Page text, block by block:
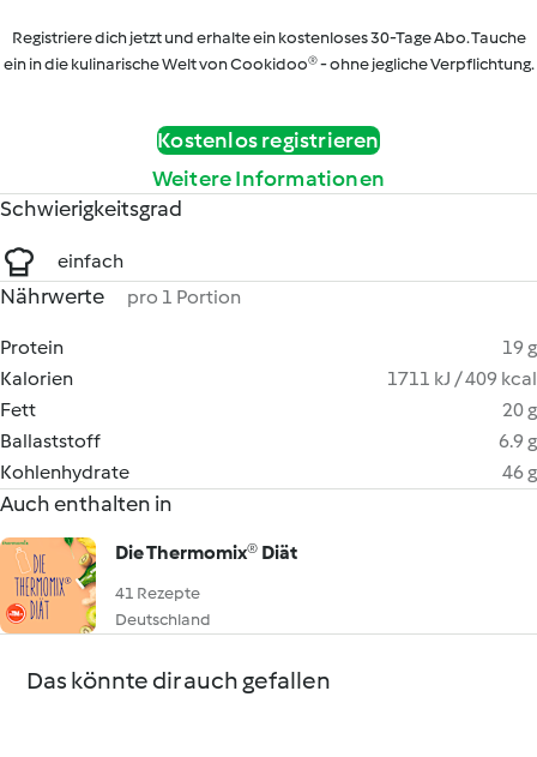
Registriere dich jetzt und erhalte ein kostenloses 30-Tage Abo. Tauche
ein in die kulinarische Welt von Cookidoo® - ohne jegliche Verpflichtung.
Kostenlos registrieren
Weitere Informationen
Schwierigkeitsgrad
einfach
Nährwerte pro 1 Portion
Protein
19 g
Kalorien
1711 kJ / 409 kcal
Fett
20 g
Ballaststoff
6.9 g
Kohlenhydrate
46 g
Auch enthalten in
Die Thermomix® Diät
41 Rezepte
Deutschland
Das könnte dir auch gefallen